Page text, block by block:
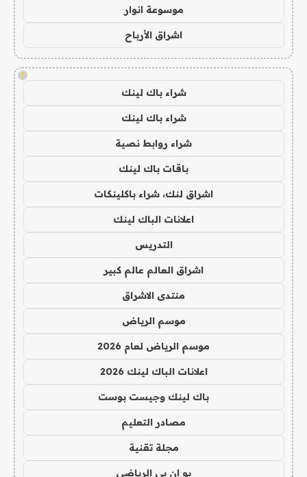
موسوعة انوار
اشراق الأرباح
!
شراء باك لينك
شراء باك لينك
شراء روابط نصية
باقات باك لينك
اشراق لنك، شراء باكلينكات
اعلانات الباك لينك
التدريس
اشراق العالم عالم كبير
منتدى الاشراق
موسم الرياض
موسم الرياض لعام 2026
اعلانات الباك لينك 2026
باك لينك وجيست بوست
مصادر التعليم
مجلة تقنية
يو ان بي الرياضي